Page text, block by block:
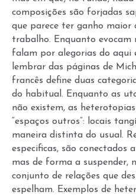
composições são forjadas
que parece ter ganho maior
trabalho. Enquanto evocam
falam por alegorias do aqui
lembrar das páginas de
francês define duas
do habitual. Enquanto as
não existem, as
“espaços outros”: locais
maneira distinta do usual.
especificas, são conectados
mas de forma a suspender,
conjunto de relações que
espelham. Exemplos de